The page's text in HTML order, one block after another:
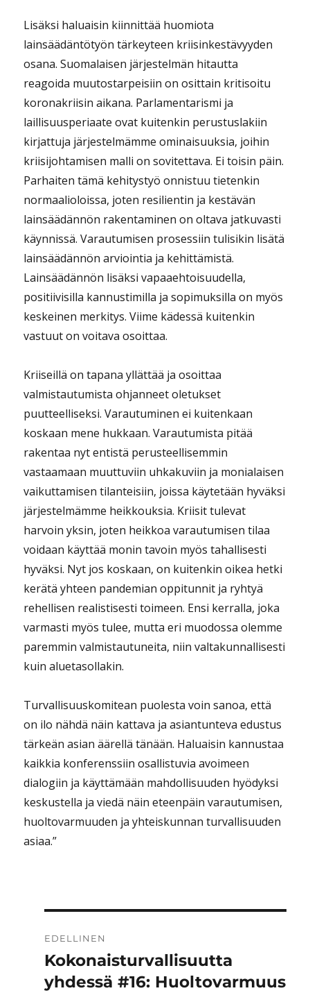
Lisäksi haluaisin kiinnittää huomiota
lainsäädäntötyön tärkeyteen kriisinkestävyyden
osana. Suomalaisen järjestelmän hitautta
reagoida muutostarpeisiin on osittain kritisoitu
koronakriisin aikana. Parlamentarismi ja
laillisuusperiaate ovat kuitenkin perustuslakiin
kirjattuja järjestelmämme ominaisuuksia, joihin
kriisijohtamisen malli on sovitettava. Ei toisin päin.
Parhaiten tämä kehitystyö onnistuu tietenkin
normaalioloissa, joten resilientin ja kestävän
lainsäädännön rakentaminen on oltava jatkuvasti
käynnissä. Varautumisen prosessiin tulisikin lisätä
lainsäädännön arviointia ja kehittämistä.
Lainsäädännön lisäksi vapaaehtoisuudella,
positiivisilla kannustimilla ja sopimuksilla on myös
keskeinen merkitys. Viime kädessä kuitenkin
vastuut on voitava osoittaa.
Kriiseillä on tapana yllättää ja osoittaa
valmistautumista ohjanneet oletukset
puutteelliseksi. Varautuminen ei kuitenkaan
koskaan mene hukkaan. Varautumista pitää
rakentaa nyt entistä perusteellisemmin
vastaamaan muuttuviin uhkakuviin ja monialaisen
vaikuttamisen tilanteisiin, joissa käytetään hyväksi
järjestelmämme heikkouksia. Kriisit tulevat
harvoin yksin, joten heikkoa varautumisen tilaa
voidaan käyttää monin tavoin myös tahallisesti
hyväksi. Nyt jos koskaan, on kuitenkin oikea hetki
kerätä yhteen pandemian oppitunnit ja ryhtyä
rehellisen realistisesti toimeen. Ensi kerralla, joka
varmasti myös tulee, mutta eri muodossa olemme
paremmin valmistautuneita, niin valtakunnallisesti
kuin aluetasollakin.
Turvallisuuskomitean puolesta voin sanoa, että
on ilo nähdä näin kattava ja asiantunteva edustus
tärkeän asian äärellä tänään. Haluaisin kannustaa
kaikkia konferenssiin osallistuvia avoimeen
dialogiin ja käyttämään mahdollisuuden hyödyksi
keskustella ja viedä näin eteenpäin varautumisen,
huoltovarmuuden ja yhteiskunnan turvallisuuden
asiaa.”
selaus
EDELLINEN
Edellinen
artikkeli:
Kokonaisturvallisuutta
yhdessä #16: Huoltovarmuus